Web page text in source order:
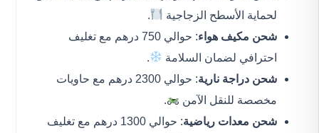
لحماية الأسطح الزجاجية
.
شحن مكيف هواء
: حوالي 750 درهم مع تغليف
احترافي لضمان السلامة
.
شحن دراجة نارية
: حوالي 2300 درهم مع حاويات
مخصصة للنقل الآمن
.
شحن معدات رياضية
: حوالي 1300 درهم مع تغليف